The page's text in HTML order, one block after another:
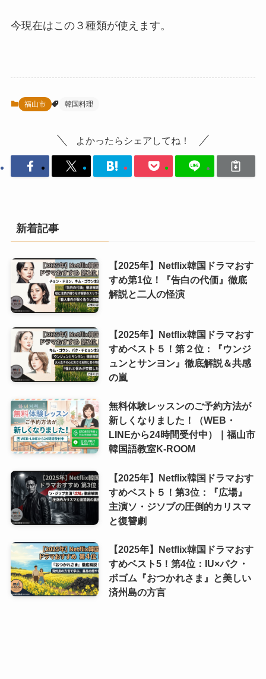
今現在はこの３種類が使えます。
福山市 韓国料理
よかったらシェアしてね！
新着記事
【2025年】Netflix韓国ドラマおす
すめ第1位！『告白の代価』徹底
解説と二人の怪演
【2025年】Netflix韓国ドラマおす
すめベスト５！第２位：『ウンジ
ュンとサンヨン』徹底解説＆共感
の嵐
無料体験レッスンのご予約方法が
新しくなりました！（WEB・
LINEから24時間受付中）｜福山市
韓国語教室K-ROOM
【2025年】Netflix韓国ドラマおす
すめベスト５！第3位：『広場』
主演ソ・ジソブの圧倒的カリスマ
と復讐劇
【2025年】Netflix韓国ドラマおす
すめベスト5！第4位：IU×パク・
ボゴム『おつかれさま』と美しい
済州島の方言